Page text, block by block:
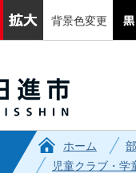
背景色変更
ホーム
児童クラブ・学